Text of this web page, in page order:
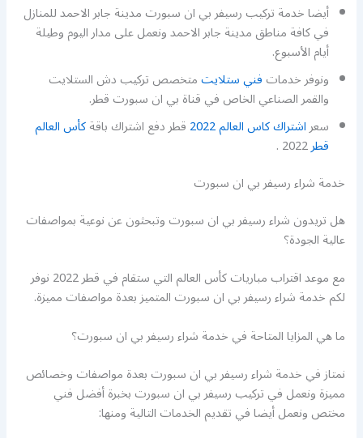
أيضا خدمة تركيب رسيفر بي ان سبورت مدينة جابر الاحمد للمنازل
في كافة مناطق مدينة جابر الاحمد ونعمل على مدار اليوم وطيلة
أيام الأسبوع.
ونوفر خدماتفني ستلايتمتخصص تركيب دش الستلايت
والقمر الصناعي الخاص في قناة بي ان سبورت قطر.
سعراشتراك كاس العالم 2022 قطر دفع اشتراك باقةكأس العالم
قطر2022 .
خدمة شراء رسيفر بي ان سبورت
هل تريدون شراء رسيفر بي ان سبورت وتبحثون عن نوعية بمواصفات
عالية الجودة؟
مع موعد اقتراب مباريات كأس العالم التي ستقام في قطر 2022 نوفر
لكم خدمة شراء رسيفر بي ان سبورت المتميز بعدة مواصفات مميزة.
ما هي المزايا المتاحة في خدمة شراء رسيفر بي ان سبورت؟
نمتاز في خدمة شراء رسيفر بي ان سبورت بعدة مواصفات وخصائص
مميزة ونعمل في تركيب رسيفر بي ان سبورت بخبرة أفضل فني
مختص ونعمل أيضا في تقديم الخدمات التالية ومنها: